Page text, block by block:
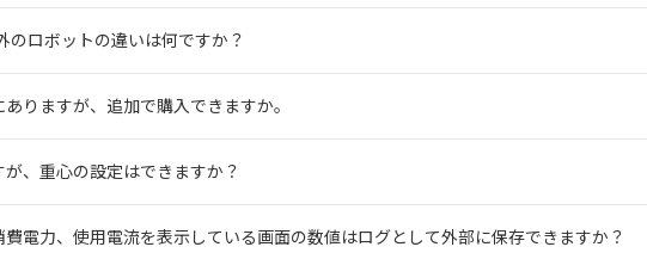
のロボットの違いは何ですか？
りますが、追加で購入できますか。
、重心の設定はできますか？
電力、使用電流を表示している画面の数値はログとして外部に保存できますか？